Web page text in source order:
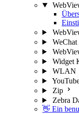
WeChat
Widget
WLAN
Zip
Zebra
👋 Ein